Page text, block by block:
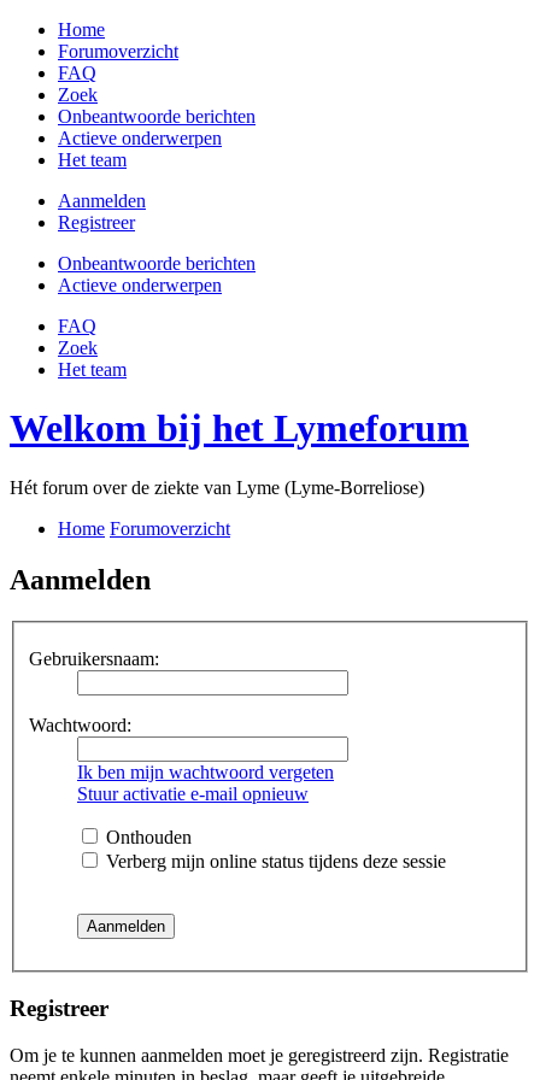
Home
Forumoverzicht
FAQ
Zoek
Onbeantwoorde berichten
Actieve onderwerpen
Het team
Aanmelden
Registreer
Onbeantwoorde berichten
Actieve onderwerpen
FAQ
Zoek
Het team
Welkom bij het Lymeforum
Hét forum over de ziekte van Lyme (Lyme-Borreliose)
Home Forumoverzicht
Aanmelden
Gebruikersnaam:
Wachtwoord:
Ik ben mijn wachtwoord vergeten
Stuur activatie e-mail opnieuw
Onthouden
Verberg mijn online status tijdens deze sessie
Registreer
Om je te kunnen aanmelden moet je geregistreerd zijn. Registratie